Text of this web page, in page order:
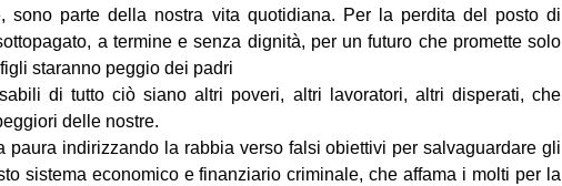
sono parte della nostra vita quotidiana. Per la perdita del posto di
a termine e senza dignità, per un futuro che promette solo
staranno peggio dei padri
di tutto ciò siano altri poveri, altri lavoratori, altri disperati, che
delle nostre.
paura indirizzando la rabbia verso falsi obiettivi per salvaguardare gli
sistema economico e finanziario criminale, che affama i molti per la